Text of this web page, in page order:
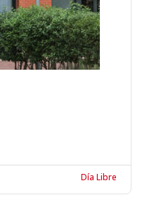
Día Libre